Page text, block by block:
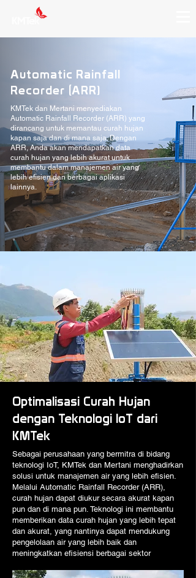
Automatic Rainfall
Recorder (ARR)
KMTek dan Mertani menyediakan
Automatic Rainfall Recorder (ARR) yang
dirancang untuk memantau curah hujan
kapan saja dan di mana saja. Dengan
ARR, Anda akan mendapatkan data
curah hujan yang lebih akurat untuk
membantu dalam manajemen air yang
lebih efisien dan berbagai aplikasi
lainnya.
Optimalisasi Curah Hujan
dengan Teknologi IoT dari
KMTek
Sebagai perusahaan yang bermitra di bidang
teknologi IoT, KMTek dan Mertani menghadirkan
solusi untuk manajemen air yang lebih efisien.
Melalui Automatic Rainfall Recorder (ARR),
curah hujan dapat diukur secara akurat kapan
pun dan di mana pun. Teknologi ini membantu
memberikan data curah hujan yang lebih tepat
dan akurat, yang nantinya dapat mendukung
pengelolaan air yang lebih baik dan
meningkatkan efisiensi berbagai sektor